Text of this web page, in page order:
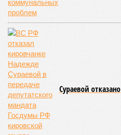
Сураевой отказано